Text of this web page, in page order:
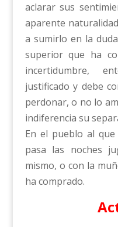
aclarar sus
aparente
a sumirlo en la
superior que ha
incertidumbre,
justificado y debe
perdonar, o no lo
indiferencia su
En el pueblo al
pasa las noches
mismo, o con la
ha comprado.